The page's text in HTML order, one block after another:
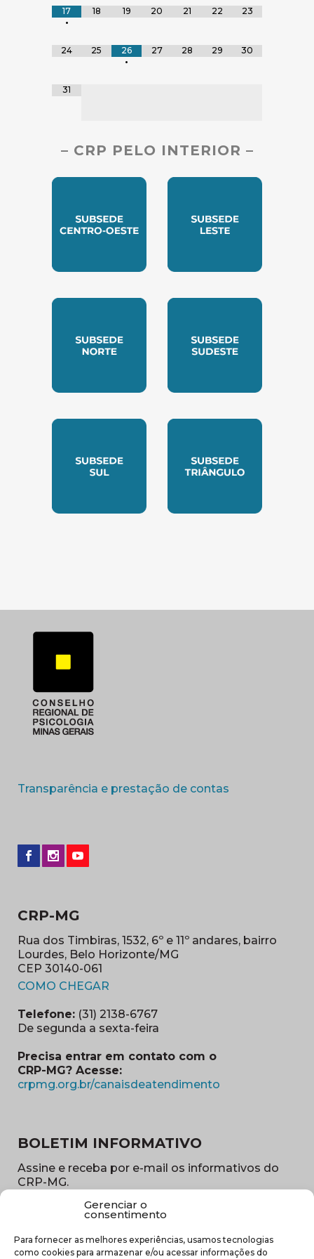
Gerenciar o
consentimento
Para fornecer as melhores experiências, usamos tecnologias
como cookies para armazenar e/ou acessar informações do
17
•
18 19 20 21 22 23
24 25
26
•
27 28 29 30
31
– CRP PELO INTERIOR –
Transparência e prestação de contas
CRP-MG
Rua dos Timbiras, 1532, 6º e 11º andares, bairro
Lourdes, Belo Horizonte/MG
CEP 30140-061
COMO CHEGAR
Telefone: (31) 2138-6767
De segunda a sexta-feira
Precisa entrar em contato com o
CRP-MG? Acesse:
crpmg.org.br/canaisdeatendimento
BOLETIM INFORMATIVO
Assine e receba por e-mail os informativos do
CRP-MG.
E-